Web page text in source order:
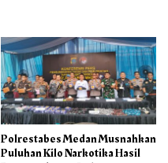
Polrestabes Medan Musnahkan
Puluhan Kilo Narkotika Hasil